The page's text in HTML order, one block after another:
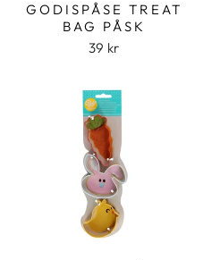
GODISPÅSE TREAT
BAG PÅSK
39 kr